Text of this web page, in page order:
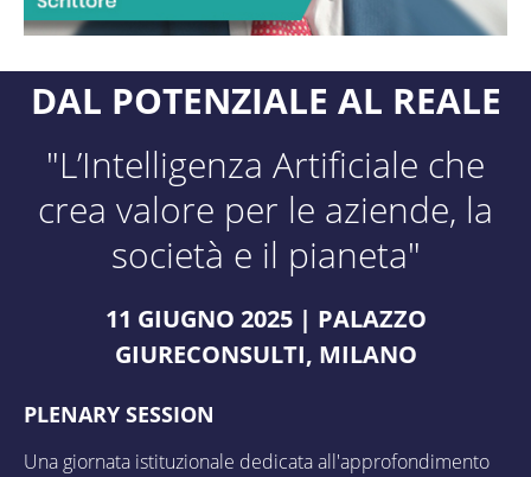
DAL POTENZIALE AL REALE
"L’Intelligenza Artificiale che
crea valore per le aziende, la
società e il pianeta"
11 GIUGNO 2025 | PALAZZO
GIURECONSULTI, MILANO
PLENARY SESSION
Una giornata istituzionale dedicata all'approfondimento